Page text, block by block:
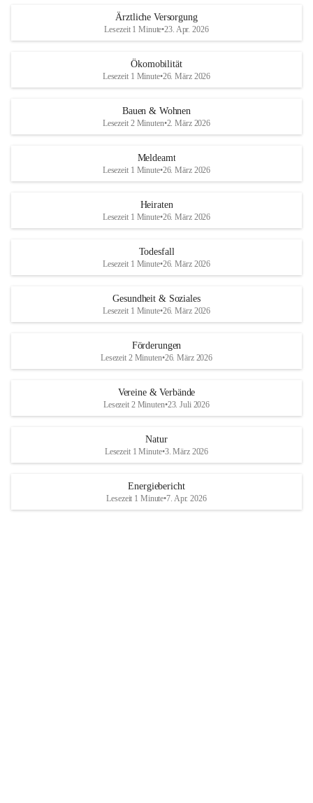
Ärztliche Versorgung
Lesezeit 1 Minute•23. Apr. 2026
Ökomobilität
Lesezeit 1 Minute•26. März 2026
Bauen & Wohnen
Lesezeit 2 Minuten•2. März 2026
Meldeamt
Lesezeit 1 Minute•26. März 2026
Heiraten
Lesezeit 1 Minute•26. März 2026
Todesfall
Lesezeit 1 Minute•26. März 2026
Gesundheit & Soziales
Lesezeit 1 Minute•26. März 2026
Förderungen
Lesezeit 2 Minuten•26. März 2026
Vereine & Verbände
Lesezeit 2 Minuten•23. Juli 2026
Natur
Lesezeit 1 Minute•3. März 2026
Energiebericht
Lesezeit 1 Minute•7. Apr. 2026